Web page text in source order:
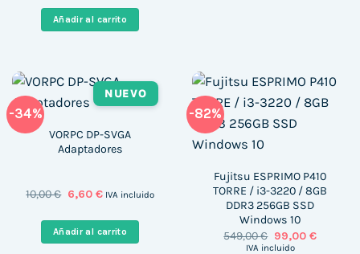
era:
1.299,00 €.
Añadir al carrito
-34%
NUEVO
VORPC DP-SVGA
Adaptadores
10,00€ El
era:
10,00 €.
6,60 €El
es:
6,60 €.
IVA incluido
Añadir al carrito
-82%
Fujitsu ESPRIMO P410
TORRE / i3-3220 / 8GB
DDR3 256GB SSD
Windows 10
549,00€ El
precio
99,00 €El
IVA incluido